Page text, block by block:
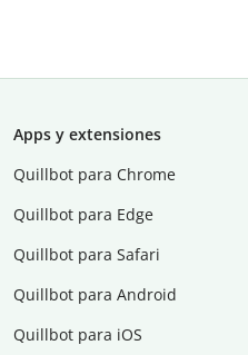
Apps y extensiones
Quillbot para Chrome
Quillbot para Edge
Quillbot para Safari
Quillbot para Android
Quillbot para iOS